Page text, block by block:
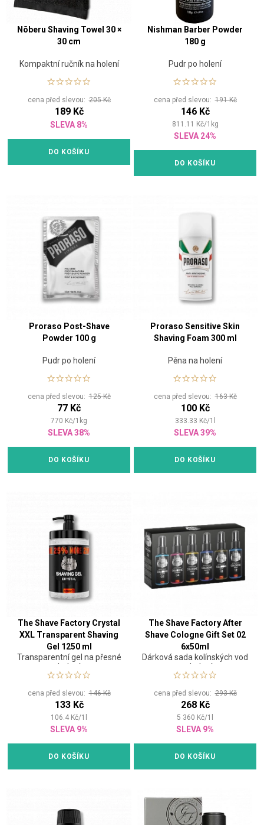
Nõberu Shaving Towel 30 ×
30 cm
Kompaktní ručník na holení
cena před slevou:205 Kč
189 Kč
SLEVA 8%
DO KOŠÍKU
Nishman Barber Powder
180 g
Pudr po holení
cena před slevou:191 Kč
146 Kč
811.11 Kč/1 kg
SLEVA 24%
DO KOŠÍKU
Proraso Post-Shave
Powder 100 g
Pudr po holení
cena před slevou:125 Kč
77 Kč
770 Kč/1 kg
SLEVA 38%
DO KOŠÍKU
Proraso Sensitive Skin
Shaving Foam 300 ml
Pěna na holení
cena před slevou:163 Kč
100 Kč
333.33 Kč/1
SLEVA 39%
DO KOŠÍKU
The Shave Factory Crystal
XXL Transparent Shaving
Gel 1250 ml
Transparentní gel na přesné
holení
cena před slevou:146 Kč
133 Kč
106.4 Kč/1
SLEVA 9%
DO KOŠÍKU
The Shave Factory After
Shave Cologne Gift Set 02
6x50ml
Dárková sada kolínských vod
po holení
cena před slevou:293 Kč
268 Kč
5 360 Kč/1
SLEVA 9%
DO KOŠÍKU